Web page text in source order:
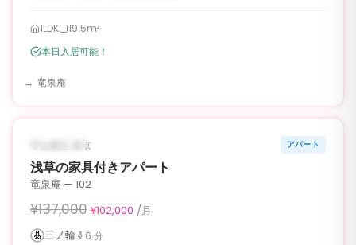
1LDK
19.5m²
本日入居可能！
竜泉庵
入居可能
90日
‹ ›
台東区, 東京 アパート
浅草の家具付きアパート
竜泉庵 — 102
¥137,000 ¥102,000 /月
三ノ輪
6 分